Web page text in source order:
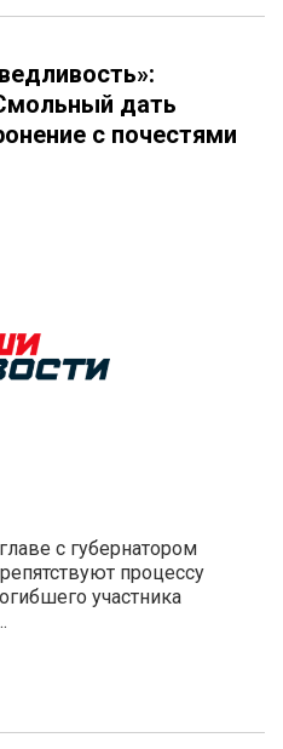
дать
с почестями
с губернатором
процессу
участника